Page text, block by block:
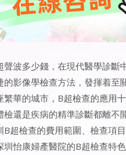
聲波多少錢 ，在現代醫學診斷
的影像學檢查方法，發揮着至
繁華的城市，B超檢查的應用
檢還是疾病的精準診斷都離不
B超檢查的費用範圍、檢查項
圳怡康婦產醫院的B超檢查特